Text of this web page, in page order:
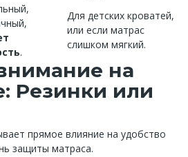
.
Для детских кроватей,
или если матрас
слишком мягкий.
на
Резинки или
прямое влияние на удобство
защиты матраса.